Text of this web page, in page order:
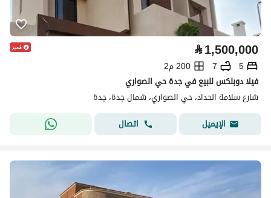
⃁1,500,000
5
7
200 م2
فيلا دوبلكس للبيع في جدة حي الصواري
شارع سلامة الحداد، حي الصواري، شمال جدة، جدة
الإيميل
اتصال